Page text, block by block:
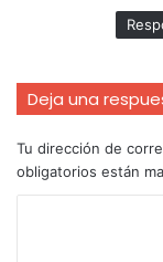
Deja una
Tu dirección de
obligatorios están